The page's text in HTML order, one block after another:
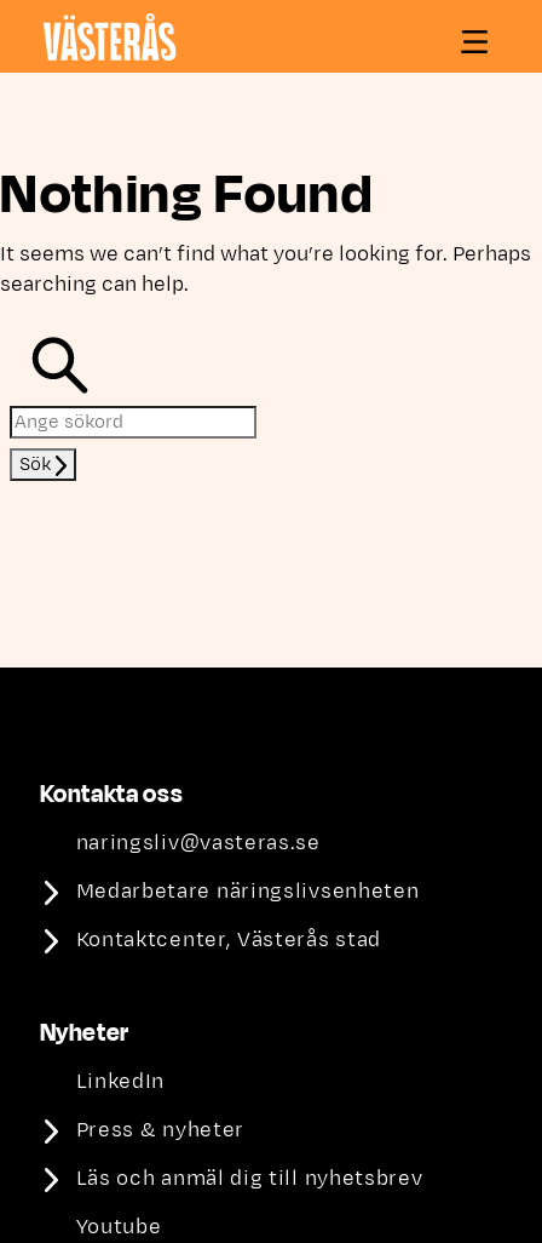
Nothing Found
It seems we can’t find what you’re looking for. Perhaps
searching can help.
Sök
Kontakta oss
naringsliv@vasteras.se
Medarbetare näringslivsenheten
Kontaktcenter, Västerås stad
Nyheter
LinkedIn
Press & nyheter
Läs och anmäl dig till nyhetsbrev
Youtube